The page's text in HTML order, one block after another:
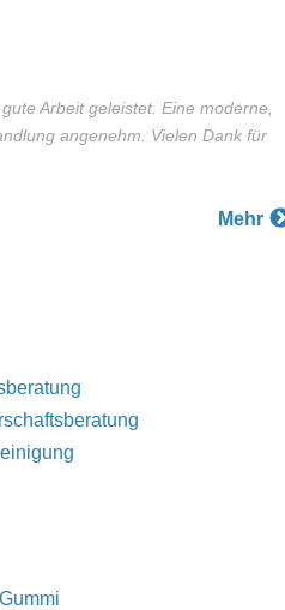
Arbeit geleistet. Eine moderne,
angenehm. Vielen Dank für
Mehr